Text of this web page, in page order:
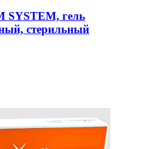
SYSTEM, гель
стерильный